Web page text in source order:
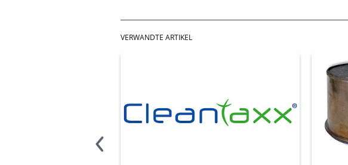
VERWANDTE ARTIKEL